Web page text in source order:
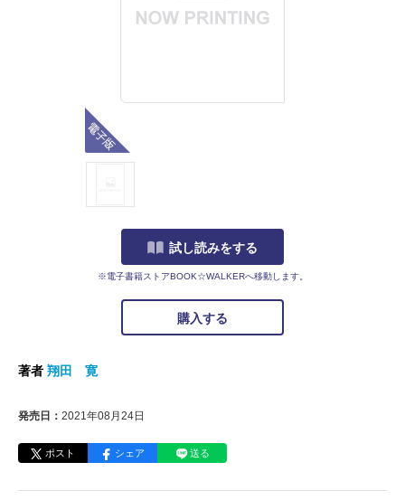
試し読みをする
※電子書籍ストアBOOK☆WALKERへ移動します。
購入する
著者 翔田 寛
発売日： 2021年08月24日
ポスト シェア 送る